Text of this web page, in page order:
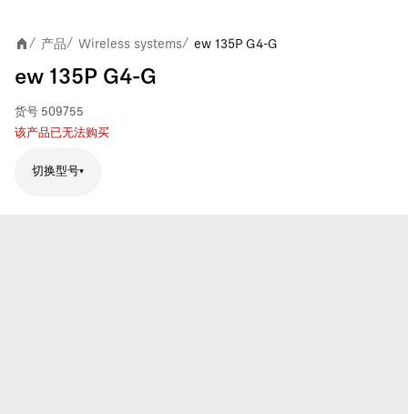
/ 产品/ Wireless systems/ ew 135P G4-G
ew 135P G4-G
货号 509755
该产品已无法购买
切换型号